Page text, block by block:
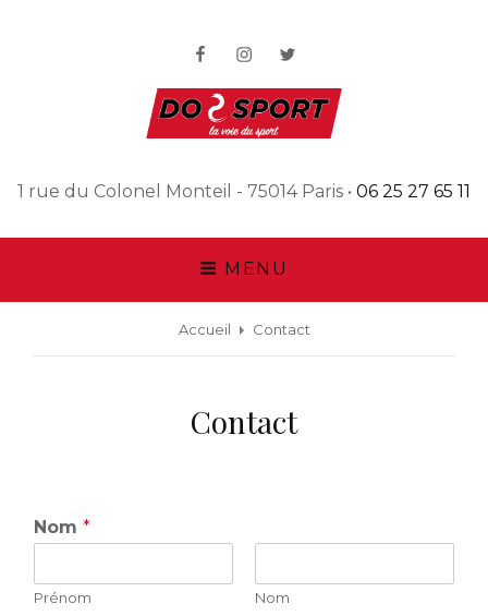
LA VOIE DU SPORT
1 rue du Colonel Monteil - 75014 Paris • 06 25 27 65 11
MENU
Accueil Contact
Contact
Nom *
Prénom Nom